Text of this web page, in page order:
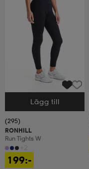
Välj storlek
Lägg till
(295)
RONHILL
Run Tights W
199:-